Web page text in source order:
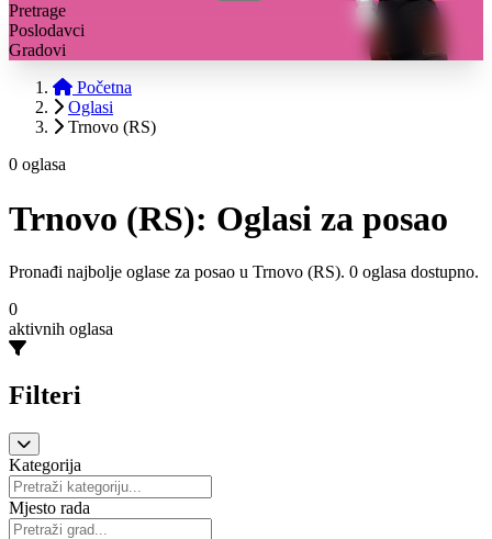
Pretrage
Poslodavci
Gradovi
Početna
Oglasi
Trnovo (RS)
0 oglasa
Trnovo (RS): Oglasi za posao
Pronađi najbolje oglase za posao u Trnovo (RS). 0 oglasa dostupno.
0
aktivnih oglasa
Filteri
Kategorija
Mjesto rada